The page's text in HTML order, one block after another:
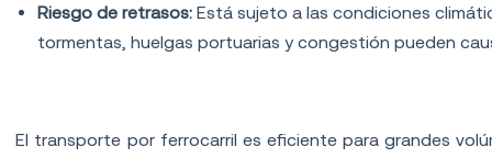
Riesgo de retrasos: Está sujeto a las condiciones
tormentas, huelgas portuarias y congestión pueden
El transporte por ferrocarril es eficiente para grandes